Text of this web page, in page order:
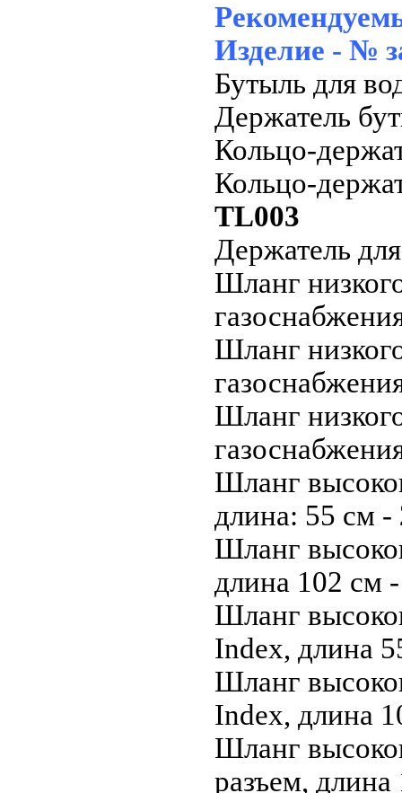
Изделие - №
Бутыль для
Держатель
Кольцо-
Кольцо-
TL003
Держатель
Шланг
Шланг
Шланг
Шланг
длина: 55 см -
Шланг
длина 102 см
Шланг
Index, длина
Шланг
Index, длина
Шланг
разъем,